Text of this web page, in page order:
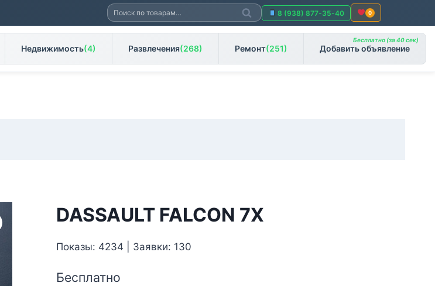
Искать:
Поиск
8 (938) 877-35-40 0
Недвижимость(4) Развлечения(268) Ремонт(251) Добавить объявление
Бесплатно (за 40 сек)
Zoom DASSAULT FALCON 7X
Показы: 4234 | Заявки: 130
Бесплатно